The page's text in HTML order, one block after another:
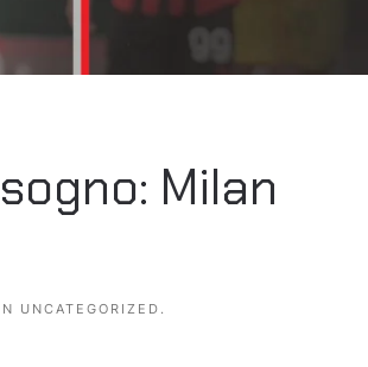
Milan
UNCATEGORIZED .